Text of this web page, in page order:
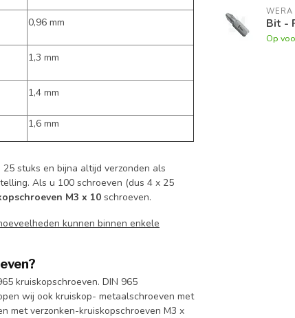
0,96 mm
1,3 mm
1,4 mm
1,6 mm
stuks en bijna altijd verzonden als
Als u 100 schroeven (dus 4 x 25
M3 x 10 schroeven.
kunnen binnen enkele
kruiskopschroeven. DIN 965
wij ook kruiskop- metaalschroeven met
met verzonken-kruiskopschroeven M3 x
WERA
Bit -
Op